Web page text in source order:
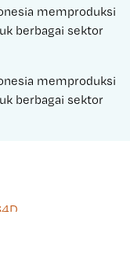
memproduksi
berbagai sektor
memproduksi
berbagai sektor